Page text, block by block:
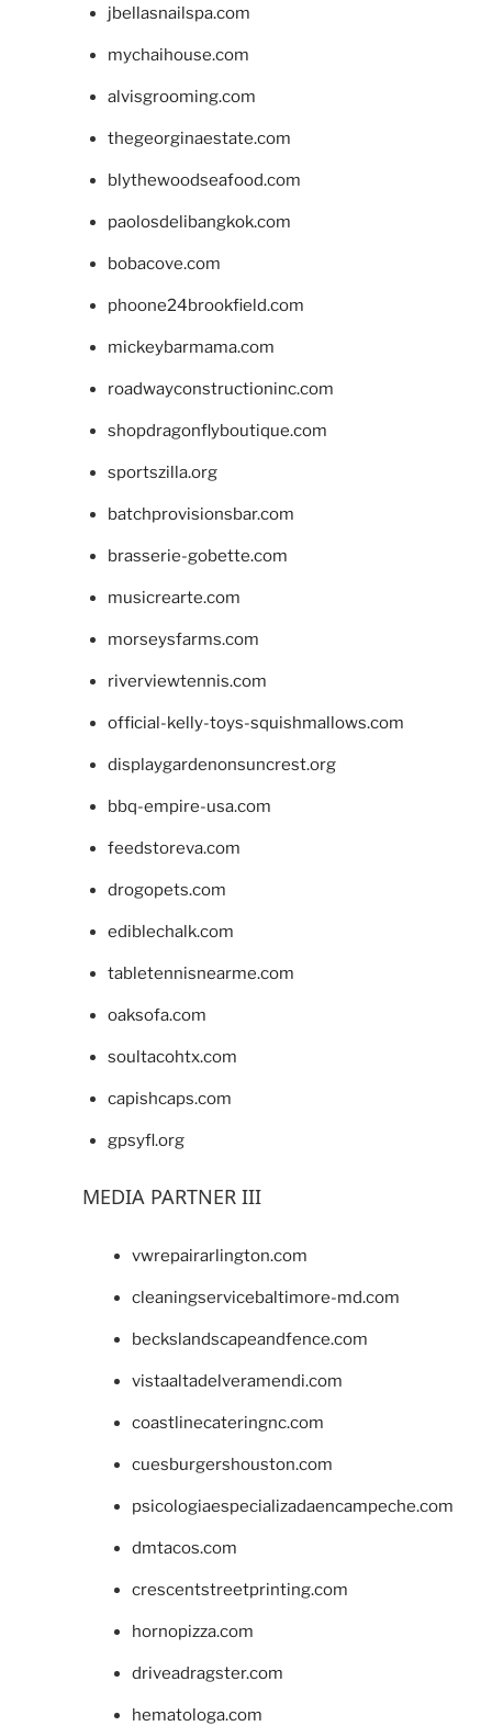
jbellasnailspa.com
mychaihouse.com
alvisgrooming.com
thegeorginaestate.com
blythewoodseafood.com
paolosdelibangkok.com
bobacove.com
phoone24brookfield.com
mickeybarmama.com
roadwayconstructioninc.com
shopdragonflyboutique.com
sportszilla.org
batchprovisionsbar.com
brasserie-gobette.com
musicrearte.com
morseysfarms.com
riverviewtennis.com
official-kelly-toys-squishmallows.com
displaygardenonsuncrest.org
bbq-empire-usa.com
feedstoreva.com
drogopets.com
ediblechalk.com
tabletennisnearme.com
oaksofa.com
soultacohtx.com
capishcaps.com
gpsyfl.org
MEDIA PARTNER III
vwrepairarlington.com
cleaningservicebaltimore-md.com
beckslandscapeandfence.com
vistaaltadelveramendi.com
coastlinecateringnc.com
cuesburgershouston.com
psicologiaespecializadaencampeche.com
dmtacos.com
crescentstreetprinting.com
hornopizza.com
driveadragster.com
hematologa.com